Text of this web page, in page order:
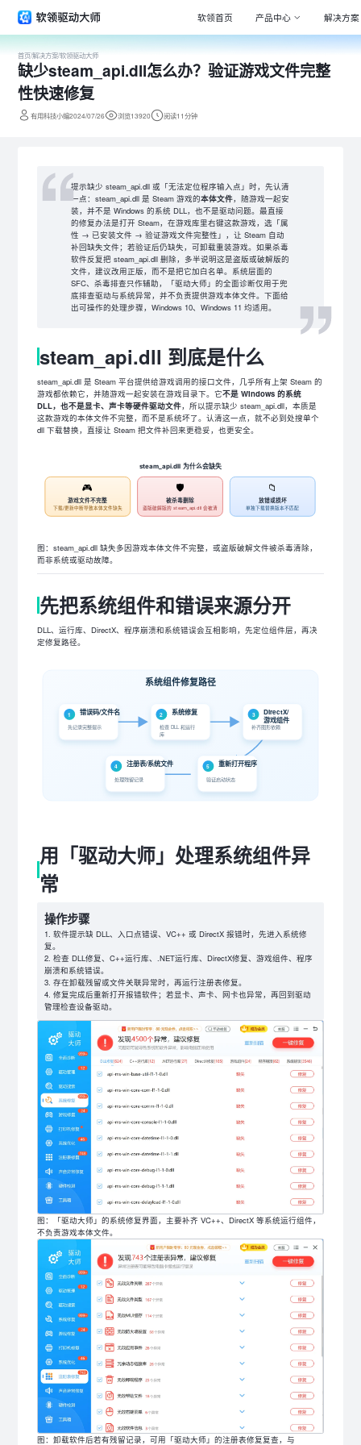
软领首页 产品中心
Windows
专注清理
解决方案
首页/解决方案/软领驱动大师
缺少steam_api.dll怎么办？验证游戏文件完整
性快速修复
有用科技小编2024/07/26 浏览13920 阅读11分钟
提示缺少 steam_api.dll 或「无法定位程序输入点」时，先认清
一点：steam_api.dll 是 Steam 游戏的本体文件，随游戏一起安
装，并不是 Windows 的系统 DLL，也不是驱动问题。最直接
的修复办法是打开 Steam，在游戏库里右键这款游戏，选「属
性 → 已安装文件 → 验证游戏文件完整性」，让 Steam 自动
补回缺失文件；若验证后仍缺失，可卸载重装游戏。如果杀毒
软件反复把 steam_api.dll 删除，多半说明这是盗版或破解版的
文件，建议改用正版，而不是把它加白名单。系统层面的
SFC、杀毒排查只作辅助，「驱动大师」的全面诊断仅用于兜
底排查驱动与系统异常，并不负责提供游戏本体文件。下面给
出可操作的处理步骤，Windows 10、Windows 11 均适用。
steam_api.dll 到底是什么
steam_api.dll 是 Steam 平台提供给游戏调用的接口文件，几乎所有上架 Steam 的
游戏都依赖它，并随游戏一起安装在游戏目录下。它不是 Windows 的系统
DLL，也不是显卡、声卡等硬件驱动文件，所以提示缺少 steam_api.dll，本质是
这款游戏的本体文件不完整，而不是系统坏了。认清这一点，就不必到处搜单个
dll 下载替换，直接让 Steam 把文件补回来更稳妥，也更安全。
steam_api.dll 为什么会缺失
🎮
游戏文件不完整
下载/更新中断导致本体文件缺失
🛡️
被杀毒删除
盗版破解版的 steam_api.dll 会被清
📁
放错或损坏
单独下载替换版本不匹配
图：steam_api.dll 缺失多因游戏本体文件不完整，或盗版破解文件被杀毒清除，
而非系统或驱动故障。
先把系统组件和错误来源分开
DLL、运行库、DirectX、程序崩溃和系统错误会互相影响，先定位组件层，再决
定修复路径。
系统组件修复路径
1 错误码/文件名
先记录完整提示
2 系统修复
检查 DLL 和运行
库
3 DirectX/
游戏组件
补齐图形依赖
4 注册表/系统文件
处理残留记录
5 重新打开程序
验证启动状态
用「驱动大师」处理系统组件异
常
操作步骤
软件提示缺 DLL、入口点错误、VC++ 或 DirectX 报错时，先进入系统修
复。
检查 DLL修复、C++运行库、.NET运行库、DirectX修复、游戏组件、程序
崩溃和系统错误。
存在卸载残留或文件关联异常时，再运行注册表修复。
修复完成后重新打开报错软件；若显卡、声卡、网卡也异常，再回到驱动
管理检查设备驱动。
图：「驱动大师」的系统修复界面，主要补齐 VC++、DirectX 等系统运行组件，
不负责游戏本体文件。
图：卸载软件后若有残留记录，可用「驱动大师」的注册表修复复查，与